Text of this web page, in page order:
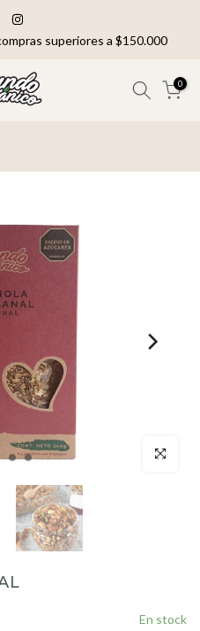
superiores a $150.000
0
Click para
En stock